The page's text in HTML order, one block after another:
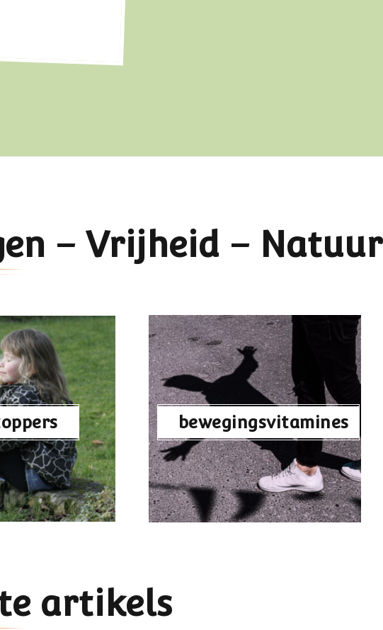
– Vrijheid – Natuur
bewegingsvitamines
artikels